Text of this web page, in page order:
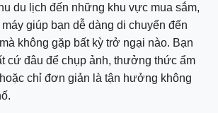
du lịch đến những khu vực mua sắm,
giúp bạn dễ dàng di chuyển đến
không gặp bất kỳ trở ngại nào. Bạn
cứ đâu để chụp ảnh, thưởng thức ẩm
chỉ đơn giản là tận hưởng không